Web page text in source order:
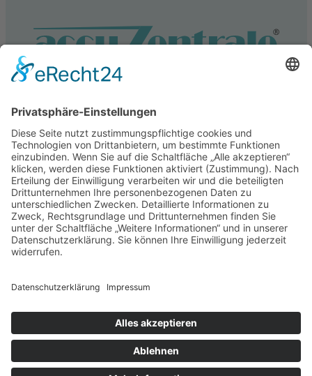
Service
Information
Unsere weiteren Shops
Alle Preise inkl. gesetzl. Mehrwertsteuer zzgl.Versandkosten
und ggf. Nachnahmegebühren, wenn nicht anders
angegeben.